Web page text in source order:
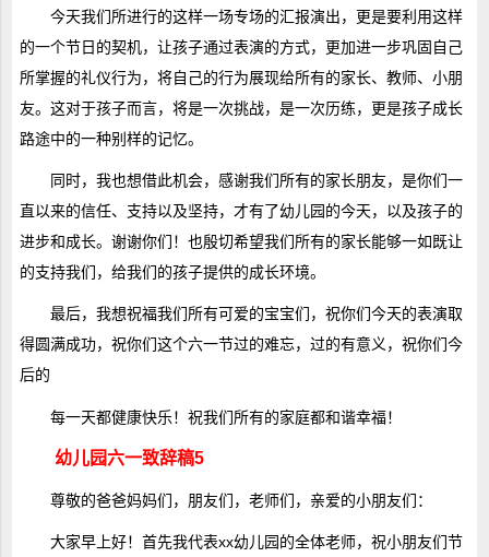
今天我们所进行的这样一场专场的汇报演出，更是要利用这样
的一个节日的契机，让孩子通过表演的方式，更加进一步巩固自己
所掌握的礼仪行为，将自己的行为展现给所有的家长、教师、小朋
友。这对于孩子而言，将是一次挑战，是一次历练，更是孩子成长
路途中的一种别样的记忆。
同时，我也想借此机会，感谢我们所有的家长朋友，是你们一
直以来的信任、支持以及坚持，才有了幼儿园的今天，以及孩子的
进步和成长。谢谢你们！也殷切希望我们所有的家长能够一如既让
的支持我们，给我们的孩子提供的成长环境。
最后，我想祝福我们所有可爱的宝宝们，祝你们今天的表演取
得圆满成功，祝你们这个六一节过的难忘，过的有意义，祝你们今
后的
每一天都健康快乐！祝我们所有的家庭都和谐幸福！
幼儿园六一致辞稿5
尊敬的爸爸妈妈们，朋友们，老师们，亲爱的小朋友们：
大家早上好！首先我代表xx幼儿园的全体老师，祝小朋友们节